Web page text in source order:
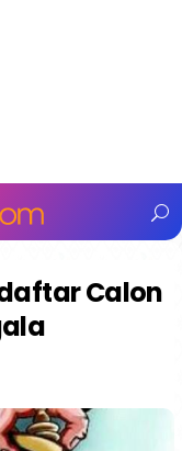
Calon